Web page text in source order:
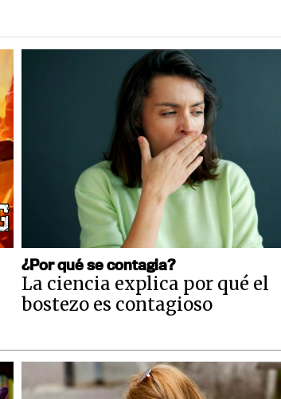
¿Por qué se contagia?
La ciencia explica por qué el
bostezo es contagioso